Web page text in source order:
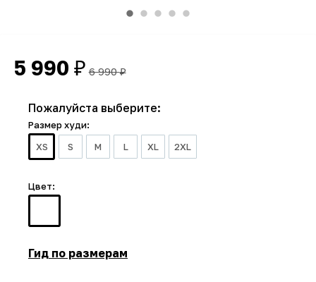
5 990 ₽ 6 990₽
Пожалуйста выберите:
Размер худи:
XS
S M L XL 2XL
Цвет:
Гид по размерам